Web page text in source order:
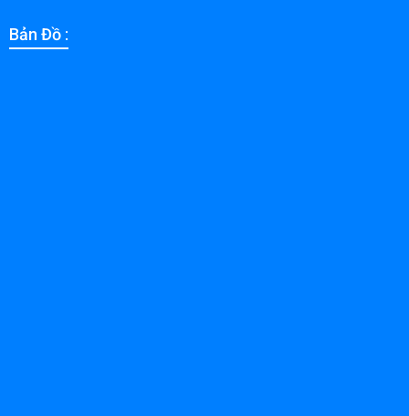
Bản Đồ :